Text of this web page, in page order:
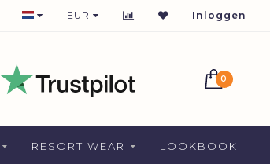
1-2 DAYS DELIVERY FOR NETHERLANDS
EUR Inloggen
0
RESORT WEAR LOOKBOOK